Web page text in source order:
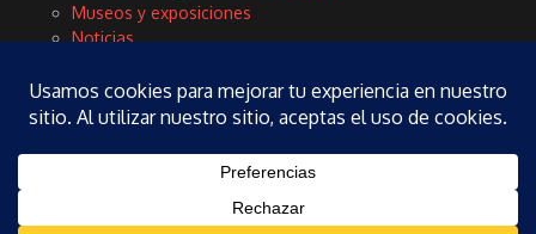
Museos y exposiciones
Noticias
Rinconces con encanto
Tours y excursiones